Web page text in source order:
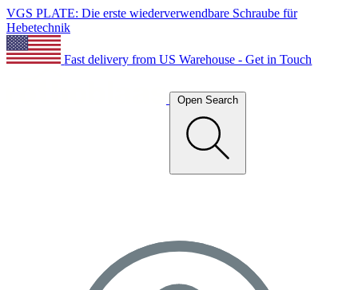
VGS PLATE: Die erste wiederverwendbare Schraube für
Hebetechnik
Fast delivery from US Warehouse - Get in Touch
Open Search